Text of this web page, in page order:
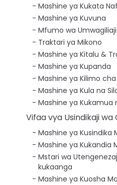
Mashine ya Kukata
Mashine ya Kuvuna
Mfumo wa Umwagiliaji
Traktari ya Mikono
Mashine ya Kitalu &
Mashine ya Kupanda
Mashine ya Kilimo
Mashine ya Kula na
Mashine ya Kukamua
Vifaa vya Usindikaji wa
Mashine ya Kusindika
Mashine ya Kukandia
Mstari wa
kukaanga
Mashine ya Kuosha